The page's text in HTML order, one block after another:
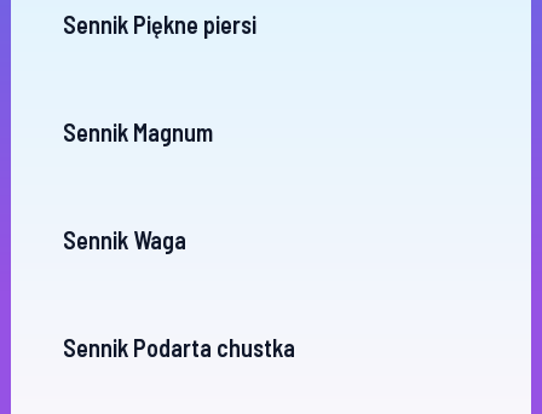
Sennik Piękne piersi
Sennik Magnum
Sennik Waga
Sennik Podarta chustka